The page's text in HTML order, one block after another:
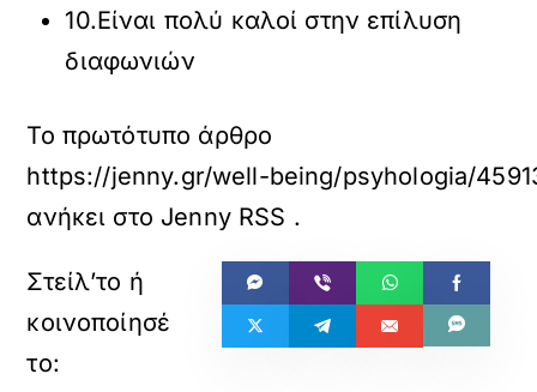
10.Είναι πολύ καλοί στην επίλυση
διαφωνιών
Το πρωτότυπο άρθρο
https://jenny.gr/well-being/psyhologia/
ανήκει στο Jenny RSS .